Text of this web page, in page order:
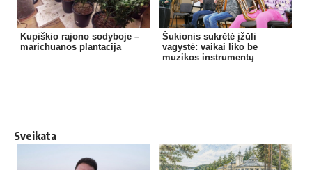
Kupiškio rajono sodyboje –
marichuanos plantacija
Šukionis sukrėtė įžūli
vagystė: vaikai liko be
muzikos instrumentų
Sveikata